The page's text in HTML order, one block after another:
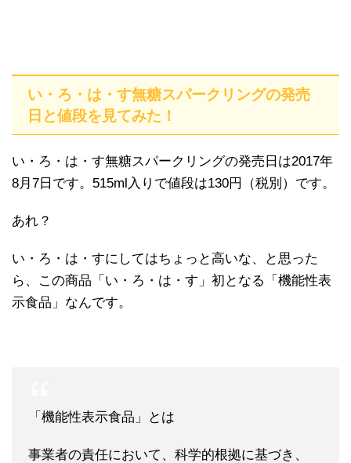
い・ろ・は・す無糖スパークリングの発売
日と値段を見てみた！
い・ろ・は・す無糖スパークリングの発売日は2017年
8月7日です。515ml入りで値段は130円（税別）です。
あれ？
い・ろ・は・すにしてはちょっと高いな、と思った
ら、この商品「い・ろ・は・す」初となる「機能性表
示食品」なんです。
「機能性表示食品」とは
事業者の責任において、科学的根拠に基づき、